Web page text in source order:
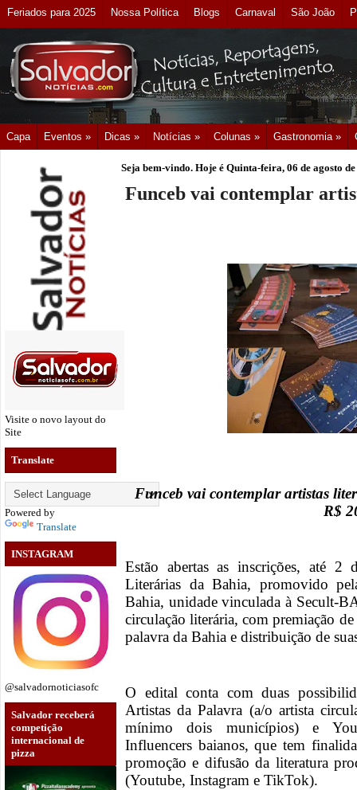
Feriados para 2025 Nossa Política Blogs Carnaval São João
Capa Eventos » Dicas » Notícias » Colunas » Gastronomia »
Visite o novo layout do
Site
Translate
Powered by
Translate
INSTAGRAM
@salvadornoticiasofc
Salvador receberá
competição
internacional de
pizza
Seja bem-vindo. Hoje é Quinta-feira, 06 de agosto
Funceb vai contemplar
Funceb vai contemplar artistas
R$
Estão abertas as inscrições, até
Literárias da Bahia, promovido
Bahia, unidade vinculada à Secult-
circulação literária, com premiação
palavra da Bahia e distribuição de
O edital conta com duas
Artistas da Palavra (a/o artista
mínimo dois municípios) e
Influencers baianos, que tem
promoção e difusão da literatura
(Youtube, Instagram e TikTok).